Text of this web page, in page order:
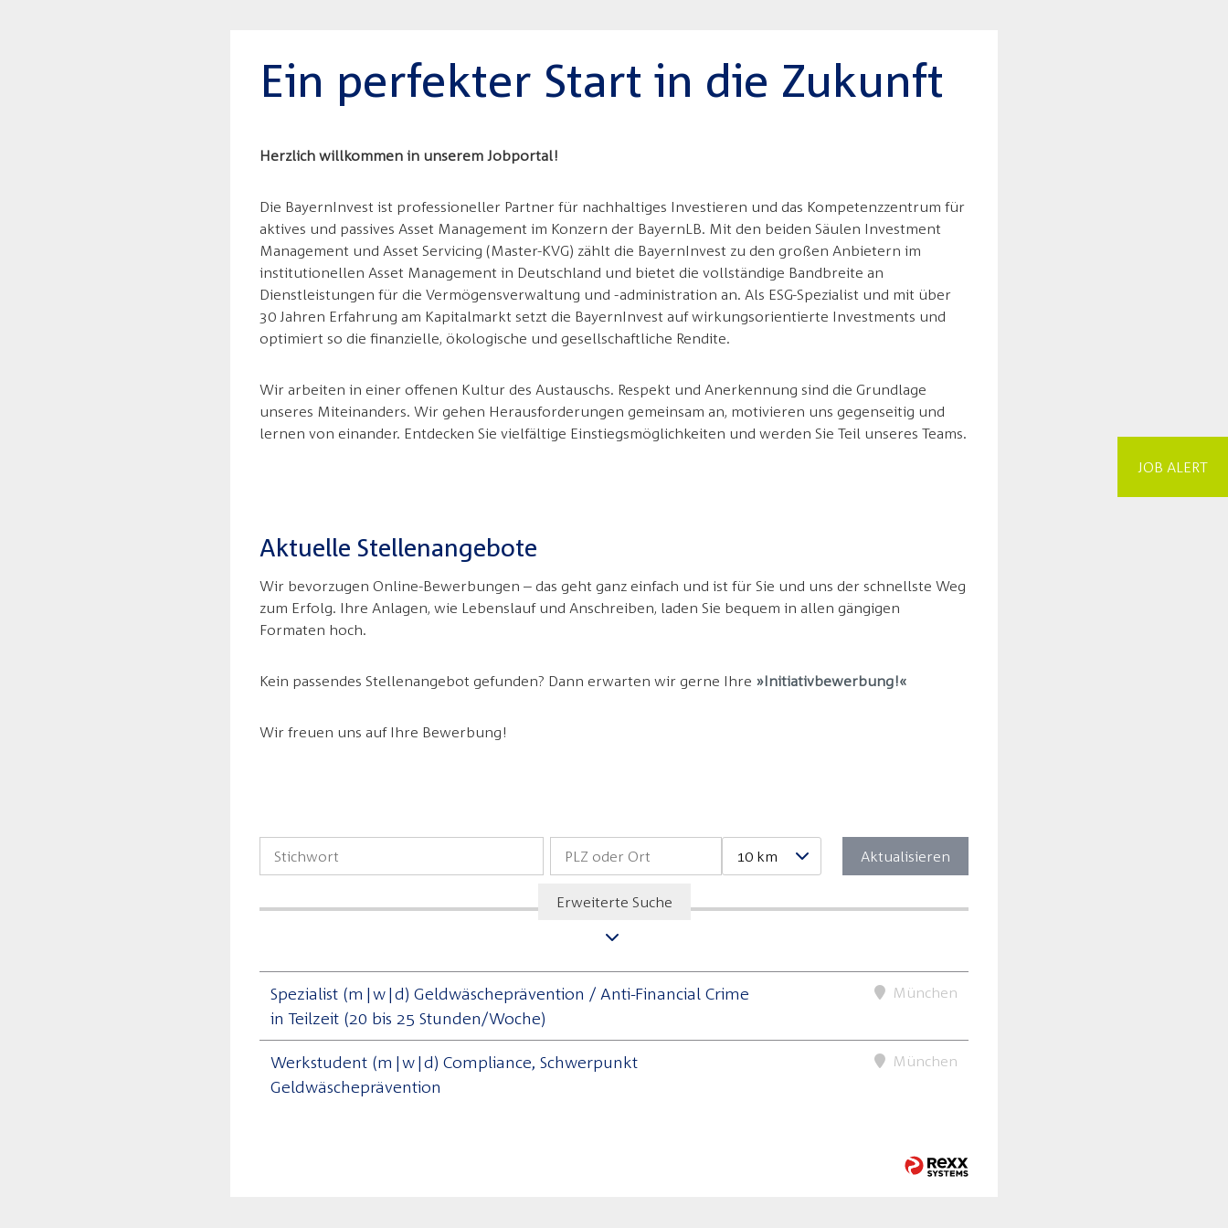
Ein perfekter Start in die Zukunft
Herzlich willkommen in unserem Jobportal!
Die BayernInvest ist professioneller Partner für nachhaltiges Investieren und das Kompetenzzentrum für
aktives und passives Asset Management im Konzern der BayernLB. Mit den beiden Säulen Investment
Management und Asset Servicing (Master-KVG) zählt die BayernInvest zu den großen Anbietern im
institutionellen Asset Management in Deutschland und bietet die vollständige Bandbreite an
Dienstleistungen für die Vermögensverwaltung und -administration an. Als ESG-Spezialist und mit über
30 Jahren Erfahrung am Kapitalmarkt setzt die BayernInvest auf wirkungsorientierte Investments und
optimiert so die finanzielle, ökologische und gesellschaftliche Rendite.
Wir arbeiten in einer offenen Kultur des Austauschs. Respekt und Anerkennung sind die Grundlage
unseres Miteinanders. Wir gehen Herausforderungen gemeinsam an, motivieren uns gegenseitig und
lernen von einander. Entdecken Sie vielfältige Einstiegsmöglichkeiten und werden Sie Teil unseres Teams.
Aktuelle Stellenangebote
Wir bevorzugen Online-Bewerbungen – das geht ganz einfach und ist für Sie und uns der schnellste Weg
zum Erfolg. Ihre Anlagen, wie Lebenslauf und Anschreiben, laden Sie bequem in allen gängigen
Formaten hoch.
Kein passendes Stellenangebot gefunden? Dann erwarten wir gerne Ihre Initiativbewerbung!
Wir freuen uns auf Ihre Bewerbung!
10 km Aktualisieren
Erweiterte Suche
Spezialist (m|w|d) Geldwäscheprävention / Anti-Financial Crime
in Teilzeit (20 bis 25 Stunden/Woche)
München
Werkstudent (m|w|d) Compliance, Schwerpunkt
Geldwäscheprävention
München
JOB ALERT